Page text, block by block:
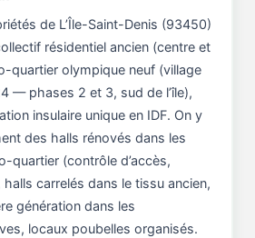
de L’Île-Saint-Denis (93450)
résidentiel ancien (centre et
quartier olympique neuf (village
— phases 2 et 3, sud de l’île),
insulaire unique en IDF. On y
des halls rénovés dans les
quartier (contrôle d’accès,
carrelés dans le tissu ancien,
génération dans les
locaux poubelles organisés.